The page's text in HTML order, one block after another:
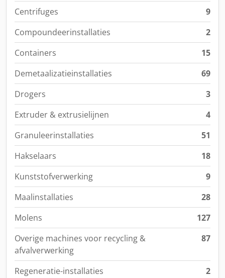
Centrifuges
9
Compoundeerinstallaties
2
Containers
15
Demetaalizatieinstallaties
69
Drogers
3
Extruder & extrusielijnen
4
Granuleerinstallaties
51
Hakselaars
18
Kunststofverwerking
9
Maalinstallaties
28
Molens
127
Overige machines voor recycling &
afvalverwerking
87
Regeneratie-installaties
2